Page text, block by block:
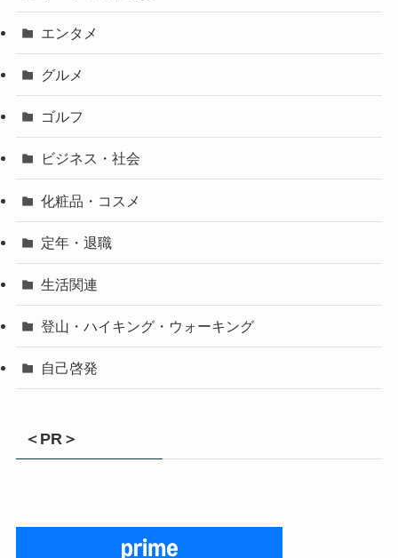
エンタメ
グルメ
ゴルフ
ビジネス・社会
化粧品・コスメ
定年・退職
生活関連
登山・ハイキング・ウォーキング
自己啓発
＜PR＞